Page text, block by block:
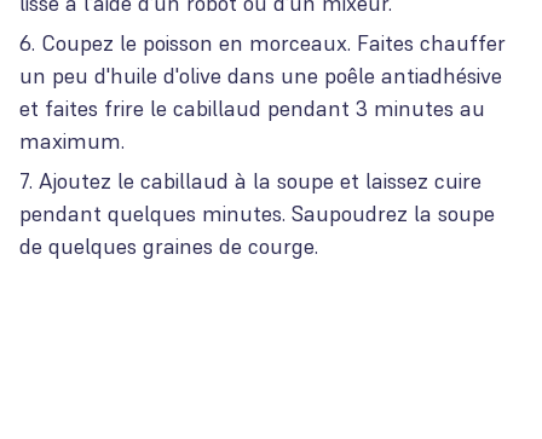
Coupez le poisson en morceaux. Faites chauffer
un peu d'huile d'olive dans une poêle antiadhésive
et faites frire le cabillaud pendant 3 minutes au
maximum.
Ajoutez le cabillaud à la soupe et laissez cuire
pendant quelques minutes. Saupoudrez la soupe
de quelques graines de courge.